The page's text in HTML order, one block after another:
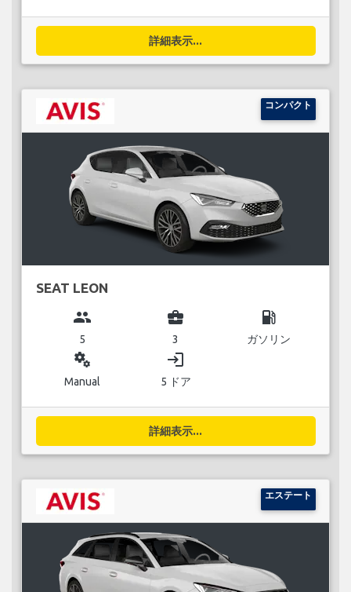
詳細表示...
コンパクト
SEAT LEON
group
5
business_center
3
local_gas_station
ガソリン
miscellaneous_services
Manual
login
5 ドア
詳細表示...
エステート